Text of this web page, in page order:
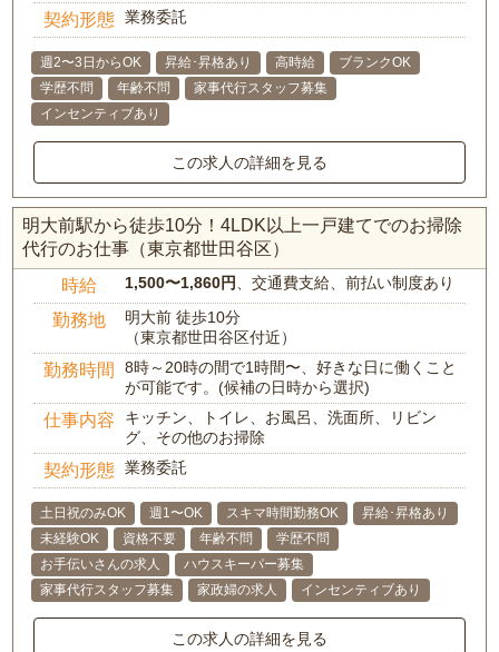
契約形態 業務委託
週2〜3日からOK 昇給･昇格あり 高時給
ブランクOK
学歴不問
年齢不問
家事代行スタッフ募集
インセンティブあり
この求人の詳細を見る
明大前駅から徒歩10分！4LDK以上一戸建てでのお掃除
代行のお仕事（東京都世田谷区）
時給 1,500〜1,860円 、交通費支給、前払い制度あり
勤務地
明大前 徒歩10分
（東京都世田谷区付近）
勤務時間
8時～20時の間で1時間〜、好きな日に働くこと
が可能です。(候補の日時から選択)
仕事内容
キッチン、トイレ、お風呂、洗面所、リビン
グ、その他のお掃除
契約形態 業務委託
土日祝のみOK 週1〜OK スキマ時間勤務OK
昇給･昇格あり
未経験OK
資格不要 年齢不問
学歴不問
お手伝いさんの求人
ハウスキーパー募集
家事代行スタッフ募集
家政婦の求人 インセンティブあり
この求人の詳細を見る